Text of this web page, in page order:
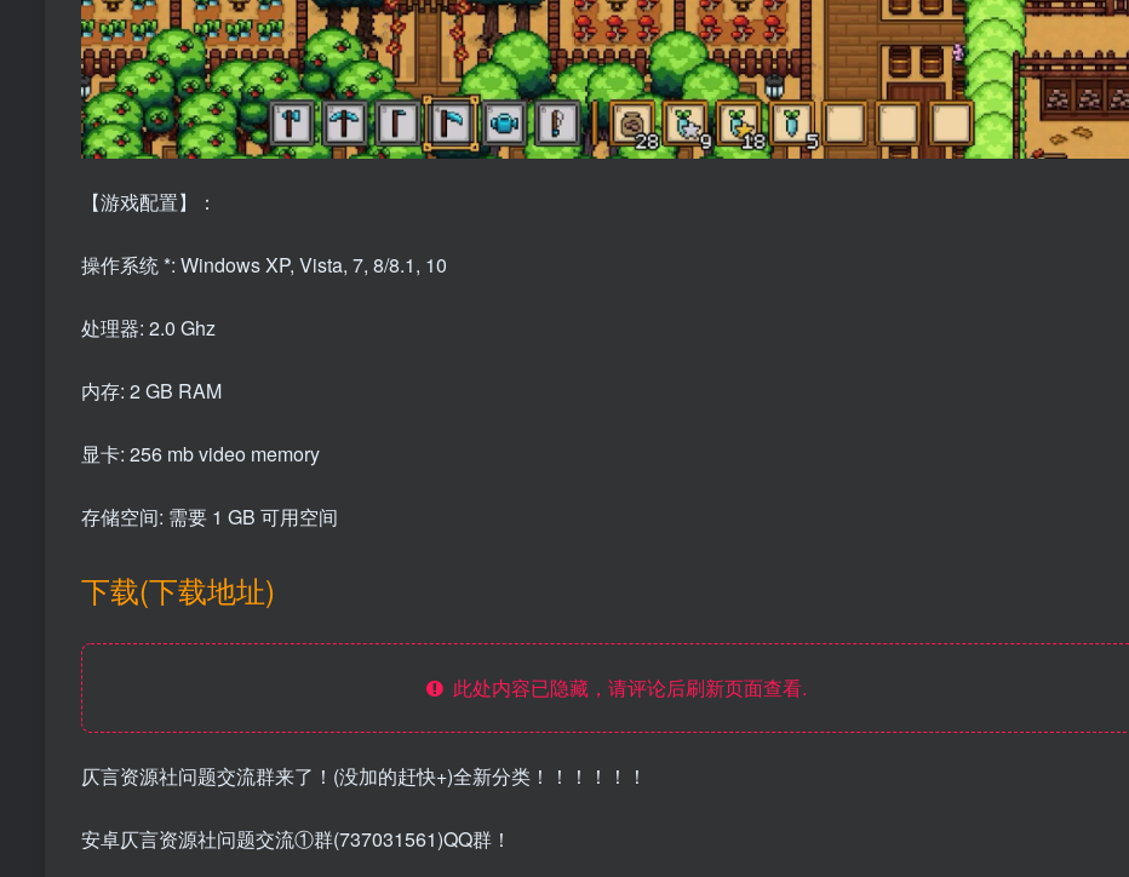
【游戏配置】：
操作系统 *: Windows XP, Vista, 7, 8/8.1, 10
处理器: 2.0 Ghz
内存: 2 GB RAM
显卡: 256 mb video memory
存储空间: 需要 1 GB 可用空间
下载(下载地址)
此处内容已隐藏，请评论后刷新页面查看.
仄言资源社问题交流群来了！(没加的赶快+)全新分类！！！！！！
安卓仄言资源社问题交流①群(737031561)QQ群！